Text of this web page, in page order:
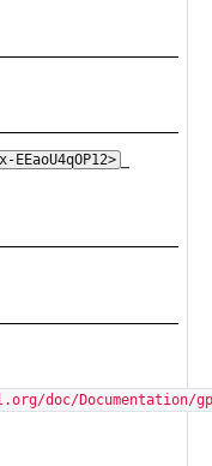
doc/Documentation/